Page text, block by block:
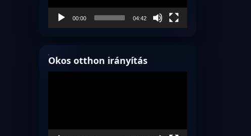
00:00 04:42
Okos otthon irányítás